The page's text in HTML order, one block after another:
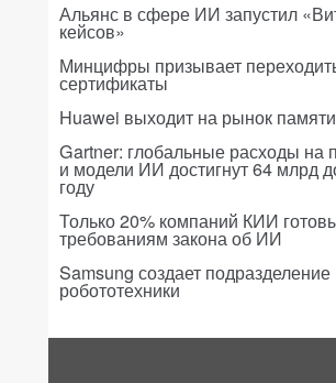
Альянс в сфере ИИ запустил
кейсов»
Минцифры призывает
сертификаты
Huawei выходит на рынок
Gartner: глобальные расходы на
и модели ИИ достигнут 64 млрд
году
Только 20% компаний КИИ
требованиям закона об ИИ
Samsung создает подразделение
робототехники